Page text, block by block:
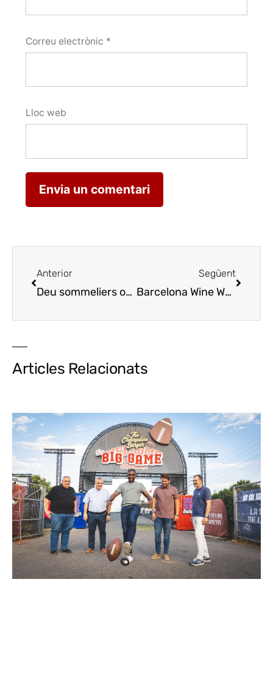
Correu electrònic *
Lloc web
Anterior
Deu sommeliers opten a ser Millor Sommelier de Catalunya 2025
Següent
Barcelona Wine Week creix un 30% en cellers i espai en una altra edició de rècord
Articles Relacionats